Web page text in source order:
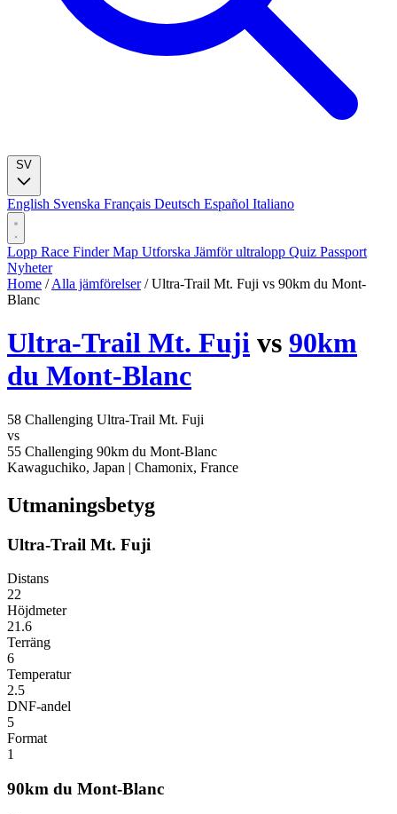
English Svenska Français Deutsch Español Italiano
Lopp Race FinderMap Utforska Jämför ultralopp Quiz Passport
Nyheter
Home / Alla jämförelser / Ultra-Trail Mt. Fuji vs 90km du Mont-
Blanc
Ultra-Trail Mt. Fuji vs 90km
du Mont-Blanc
58 Challenging Ultra-Trail Mt. Fuji
vs
55 Challenging 90km du Mont-Blanc
Kawaguchiko, Japan | Chamonix, France
Utmaningsbetyg
Ultra-Trail Mt. Fuji
Distans
22
Höjdmeter
21.6
Terräng
6
Temperatur
2.5
DNF-andel
5
Format
1
90km du Mont-Blanc